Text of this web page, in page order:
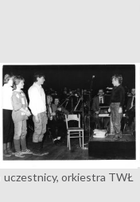
uczestnicy, orkiestra TWŁ